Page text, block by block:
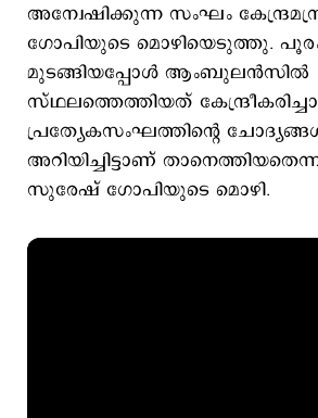
അന്വേഷിക്കുന്ന സംഘം
ഗോപിയുടെ മൊഴിയെടുത്തു.
മുടങ്ങിയപ്പോള്‍ ആംബുലന്‍സില്‍
സ്ഥലത്തെത്തിയത്
പ്രത്യേകസംഘത്തിന്‍റെ
അറിയിച്ചിട്ടാണ്
സുരേഷ് ഗോപിയുടെ മൊഴി.